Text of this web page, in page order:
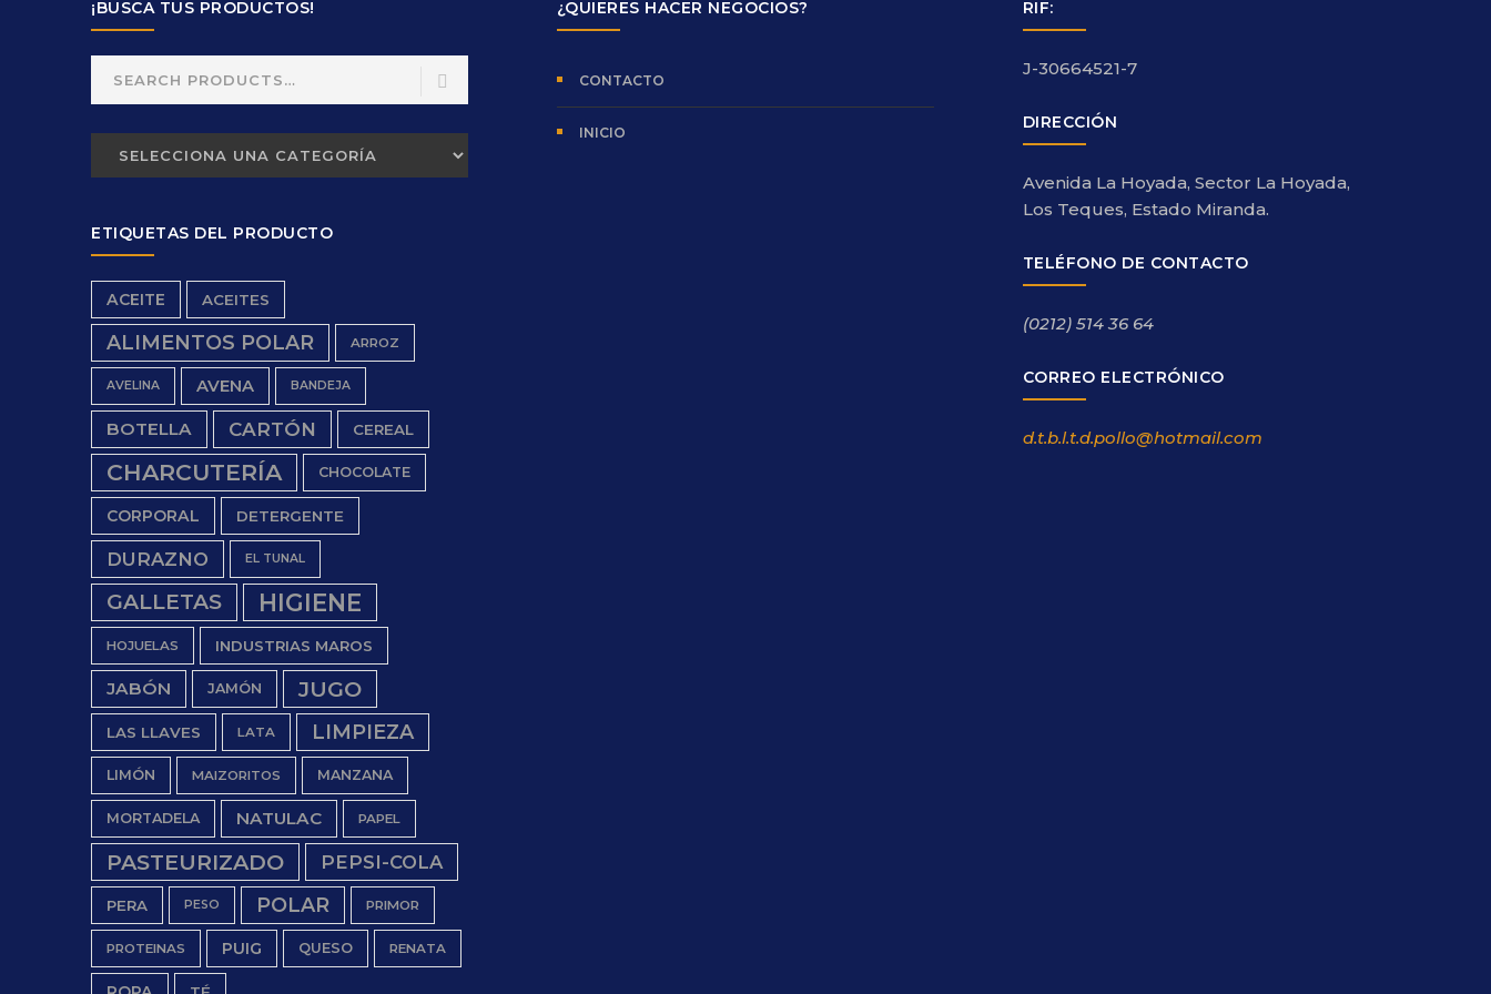
¡BUSCA TUS PRODUCTOS!
ETIQUETAS DEL PRODUCTO
ACEITE ACEITES
ALIMENTOS POLAR ARROZ
AVELINA AVENA BANDEJA
BOTELLA CARTÓN CEREAL
CHARCUTERÍA CHOCOLATE
CORPORAL DETERGENTE
DURAZNO EL TUNAL
GALLETAS HIGIENE
HOJUELAS INDUSTRIAS MAROS
JABÓN JAMÓN JUGO
LAS LLAVES LATA LIMPIEZA
LIMÓN MAIZORITOS MANZANA
MORTADELA NATULAC PAPEL
PASTEURIZADO PEPSI-COLA
PERA PESO POLAR PRIMOR
PROTEINAS PUIG QUESO RENATA
¿QUIERES HACER NEGOCIOS?
CONTACTO
INICIO
RIF:
J-30664521-7
DIRECCIÓN
Avenida La Hoyada, Sector La Hoyada,
Los Teques, Estado Miranda.
TELÉFONO DE CONTACTO
(0212) 514 36 64
CORREO ELECTRÓNICO
d.t.b.l.t.d.pollo@hotmail.com